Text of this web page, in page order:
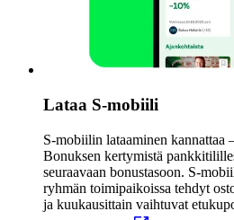
Lataa S-mobiili
S-mobiilin lataaminen kannattaa
Bonuksen kertymistä
seuraavaan bonustasoon. S-
ryhmän toimipaikoissa tehdyt
ja kuukausittain vaihtuvat